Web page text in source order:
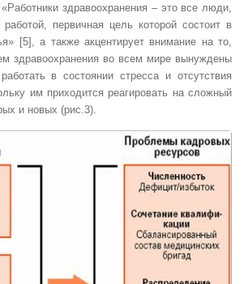
здравоохранения – это все люди,
первичная цель которой состоит в
[5], а также акцентирует внимание на то,
здравоохранения во всем мире вынуждены
в состоянии стресса и отсутствия
им приходится реагировать на сложный
и новых (рис.3).